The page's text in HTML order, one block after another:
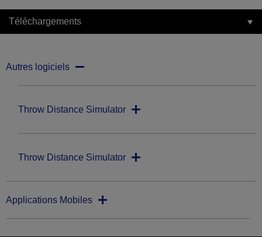
Téléchargements
Autres logiciels
Throw Distance Simulator
Throw Distance Simulator
Applications Mobiles